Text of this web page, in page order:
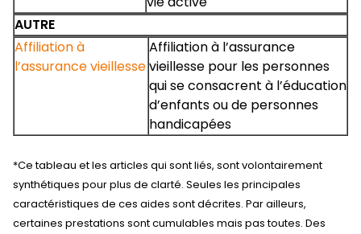
AUTRE
Affiliation à
l’assurance vieillesse
Affiliation à l’assurance
vieillesse pour les personnes
qui se consacrent à l’éducation
d’enfants ou de personnes
handicapées
*Ce tableau et les articles qui sont liés, sont volontairement
synthétiques pour plus de clarté. Seules les principales
caractéristiques de ces aides sont décrites. Par ailleurs,
certaines prestations sont cumulables mais pas toutes. Des